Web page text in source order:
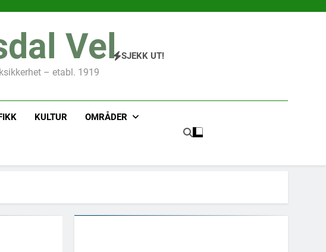
Vel
– etabl. 1919
SJEKK UT!
KULTUR OMRÅDER